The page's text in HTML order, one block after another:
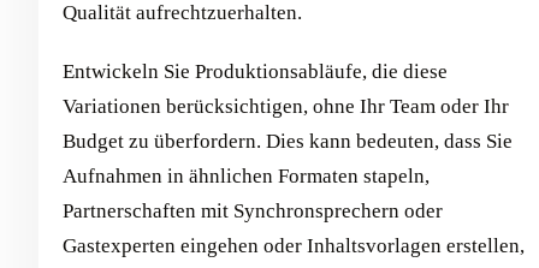
Qualität aufrechtzuerhalten.
Entwickeln Sie Produktionsabläufe, die diese
Variationen berücksichtigen, ohne Ihr Team oder Ihr
Budget zu überfordern. Dies kann bedeuten, dass Sie
Aufnahmen in ähnlichen Formaten stapeln,
Partnerschaften mit Synchronsprechern oder
Gastexperten eingehen oder Inhaltsvorlagen erstellen,